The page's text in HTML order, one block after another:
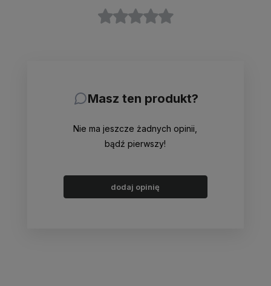
Masz ten produkt?
Nie ma jeszcze żadnych opinii,
bądź pierwszy!
dodaj opinię